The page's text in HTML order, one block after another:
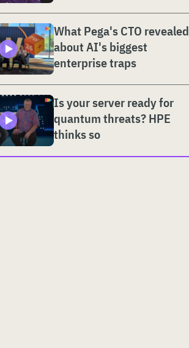
What Pega's CTO revealed
about AI's biggest
enterprise traps
Is your server ready for
quantum threats? HPE
thinks so